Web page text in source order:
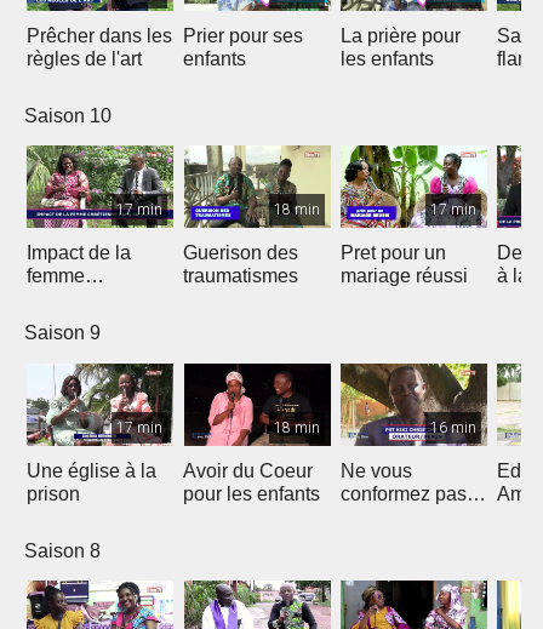
Prêcher dans les
règles de l'art
Prier pour ses
enfants
La prière pour
les enfants
Saison 10
17 min
Impact de la
femme
sa Nation
18 min
Guerison des
traumatismes
17 min
Pret pour un
mariage réussi
De
à la
Saison 9
17 min
Une église à la
prison
18 min
Avoir du Coeur
pour les enfants
16 min
Ne vous
conformez pas
Saison 8